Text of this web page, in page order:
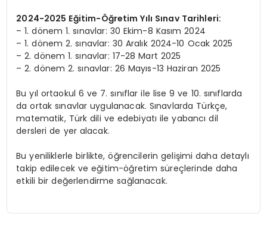
2024-2025 Eğitim-Öğretim Yılı Sınav Tarihleri:
– 1. dönem 1. sınavlar: 30 Ekim-8 Kasım 2024
– 1. dönem 2. sınavlar: 30 Aralık 2024-10 Ocak 2025
– 2. dönem 1. sınavlar: 17-28 Mart 2025
– 2. dönem 2. sınavlar: 26 Mayıs-13 Haziran 2025
Bu yıl ortaokul 6 ve 7. sınıflar ile lise 9 ve 10. sınıflarda
da ortak sınavlar uygulanacak. Sınavlarda Türkçe,
matematik, Türk dili ve edebiyatı ile yabancı dil
dersleri de yer alacak.
Bu yeniliklerle birlikte, öğrencilerin gelişimi daha detaylı
takip edilecek ve eğitim-öğretim süreçlerinde daha
etkili bir değerlendirme sağlanacak.